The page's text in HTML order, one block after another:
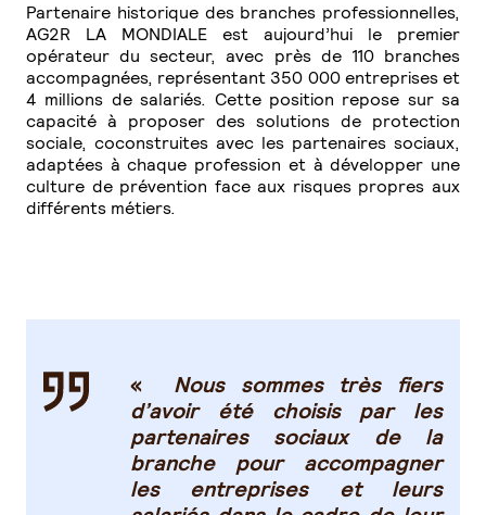
Partenaire historique des branches professionnelles,
AG2R LA MONDIALE est aujourd’hui le premier
opérateur du secteur, avec près de 110 branches
accompagnées, représentant 350 000 entreprises et
4 millions de salariés. Cette position repose sur sa
capacité à proposer des solutions de protection
sociale, coconstruites avec les partenaires sociaux,
adaptées à chaque profession et à développer une
culture de prévention face aux risques propres aux
différents métiers.
«
Nous sommes très fiers
d’avoir été choisis par les
partenaires sociaux de la
branche pour accompagner
les entreprises et leurs